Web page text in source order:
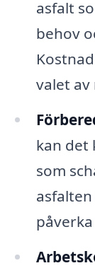
asfalt
behov
valet av
kan det
som